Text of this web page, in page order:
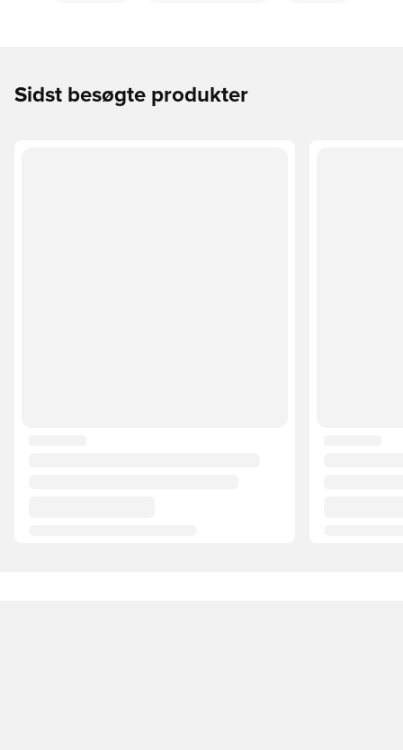
Sidst besøgte produkter